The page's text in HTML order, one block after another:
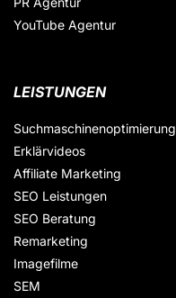
YouTube Agentur
LEISTUNGEN
Suchmaschinenoptimierung
Erklärvideos
Affiliate Marketing
SEO Leistungen
SEO Beratung
Remarketing
Imagefilme
SEM